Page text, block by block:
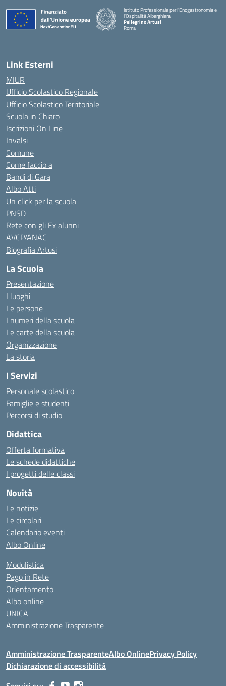
Istituto Professionale per l'Enogastronomia e
l'Ospitalità Alberghiera
Pellegrino Artusi
Roma
Link Esterni
MIUR
Ufficio Scolastico Regionale
Ufficio Scolastico Territoriale
Scuola in Chiaro
Iscrizioni On Line
Invalsi
Comune
Come faccio a
Bandi di Gara
Albo Atti
Un click per la scuola
PNSD
Rete con gli Ex alunni
AVCP/ANAC
Biografia Artusi
La Scuola
Presentazione
I luoghi
Le persone
I numeri della scuola
Le carte della scuola
Organizzazione
La storia
I Servizi
Personale scolastico
Famiglie e studenti
Percorsi di studio
Didattica
Offerta formativa
Le schede didattiche
I progetti delle classi
Novità
Le notizie
Le circolari
Calendario eventi
Albo Online
Modulistica
Pago in Rete
Orientamento
Albo online
UNICA
Amministrazione Trasparente
Amministrazione TrasparenteAlbo OnlinePrivacy Policy
Dichiarazione di accessibilità